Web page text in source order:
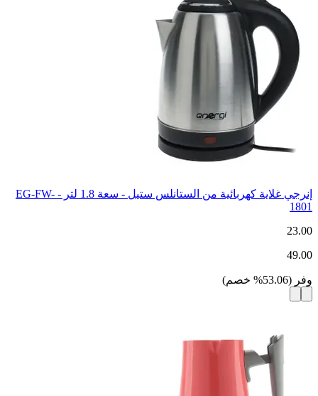
إنرجي غلاية كهربائية من الستانلس ستيل - سعة 1.8 لتر - EG-FW-
1801
23.00
49.00
وفر (
53.06
% خصم)